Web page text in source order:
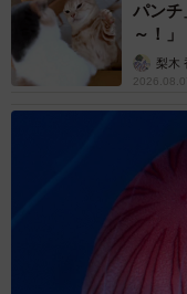
パン
～！
梨木